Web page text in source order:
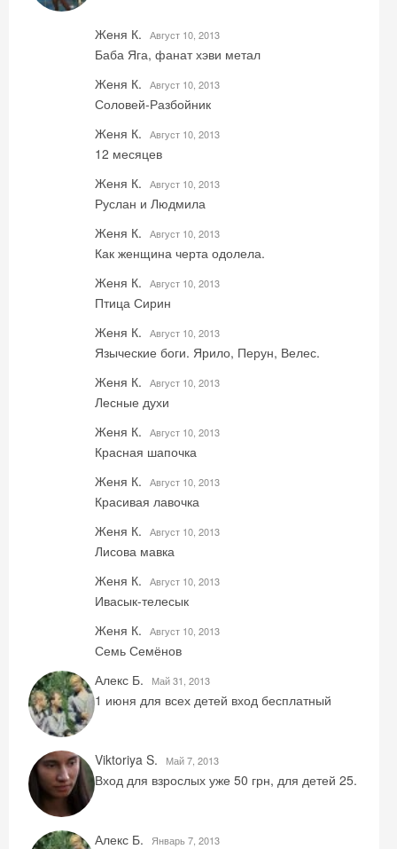
Женя К. Август 10, 2013
Баба Яга, фанат хэви метал
Женя К.
Август 10, 2013
Соловей-Разбойник
Женя К.
Август 10, 2013
12 месяцев
Женя К.
Август 10, 2013
Руслан и Людмила
Женя К.
Август 10, 2013
Как женщина черта одолела.
Женя К.
Август 10, 2013
Птица Сирин
Женя К.
Август 10, 2013
Языческие боги. Ярило, Перун, Велес.
Женя К.
Август 10, 2013
Лесные духи
Женя К.
Август 10, 2013
Красная шапочка
Женя К.
Август 10, 2013
Красивая лавочка
Женя К.
Август 10, 2013
Лисова мавка
Женя К.
Август 10, 2013
Ивасык-телесык
Женя К.
Август 10, 2013
Семь Семёнов
Алекс Б.
Май 31, 2013
1 июня для всех детей вход бесплатный
Viktoriya S. Май 7, 2013
Вход для взрослых уже 50 грн, для детей 25.
Алекс Б. Январь 7, 2013
Скидка −5%
Хочешь дешевле? Оставь почту и получи
промокод на первое бронирование!
Получить промокод